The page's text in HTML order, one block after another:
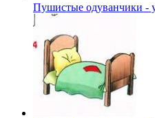
Пушистые одуванчики -